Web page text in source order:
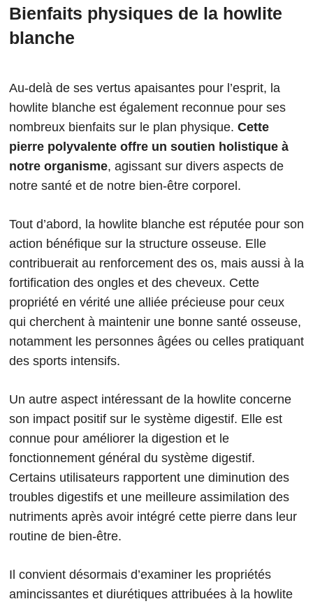
Bienfaits physiques de la howlite
blanche
Au-delà de ses vertus apaisantes pour l’esprit, la
howlite blanche est également reconnue pour ses
nombreux bienfaits sur le plan physique. Cette
pierre polyvalente offre un soutien holistique à
notre organisme, agissant sur divers aspects de
notre santé et de notre bien-être corporel.
Tout d’abord, la howlite blanche est réputée pour son
action bénéfique sur la structure osseuse. Elle
contribuerait au renforcement des os, mais aussi à la
fortification des ongles et des cheveux. Cette
propriété en vérité une alliée précieuse pour ceux
qui cherchent à maintenir une bonne santé osseuse,
notamment les personnes âgées ou celles pratiquant
des sports intensifs.
Un autre aspect intéressant de la howlite concerne
son impact positif sur le système digestif. Elle est
connue pour améliorer la digestion et le
fonctionnement général du système digestif.
Certains utilisateurs rapportent une diminution des
troubles digestifs et une meilleure assimilation des
nutriments après avoir intégré cette pierre dans leur
routine de bien-être.
Il convient désormais d’examiner les propriétés
amincissantes et diurétiques attribuées à la howlite